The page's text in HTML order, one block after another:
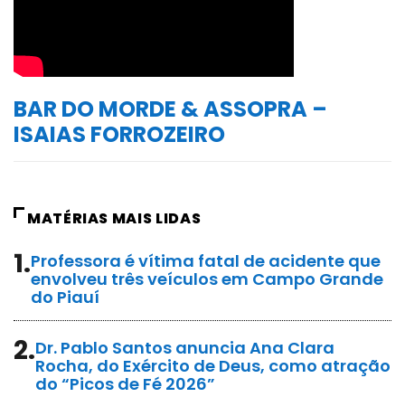
BAR DO MORDE & ASSOPRA –
ISAIAS FORROZEIRO
MATÉRIAS MAIS LIDAS
1.Professora é vítima fatal de acidente que
envolveu três veículos em Campo Grande
do Piauí
2.Dr. Pablo Santos anuncia Ana Clara
Rocha, do Exército de Deus, como atração
do “Picos de Fé 2026”